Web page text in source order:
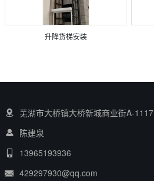
升降货梯安装
芜湖市大桥镇大桥新城商业街A-1117
陈建泉
13965193936
429297930@qq.com